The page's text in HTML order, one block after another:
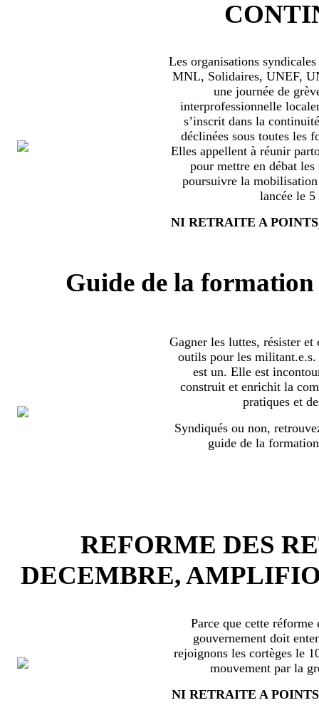
Les organisations
MNL, Solidaires, UNEF,
une journée de
interprofessionnelle
s’inscrit dans la
déclinées sous toutes les
Elles appellent à réunir
pour mettre en débat
poursuivre la
lancée le 5
NI RETRAITE A
Guide de la
Gagner les luttes, résister et
outils pour les
est un. Elle est
construit et enrichit la
pratiques et
Syndiqués ou non,
guide de la
REFORME DES
DECEMBRE,
Parce que cette
gouvernement doit
rejoignons les cortèges le
mouvement par la
NI RETRAITE A